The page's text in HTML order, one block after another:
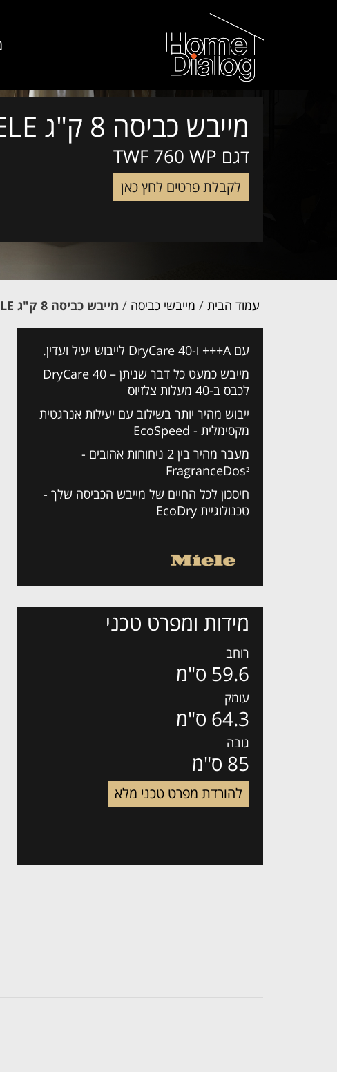
מייבש כביסה 8 ק"ג MIELE
דגם TWF 760 WP
לקבלת פרטים לחץ כאן
עמוד הבית / מייבשי כביסה / מייבש כביסה 8 ק"ג MIELE דגם TWF 760 WP
עם A+++ ו-DryCare 40 לייבוש יעיל ועדין.
DryCare 40 – מייבש כמעט כל דבר שניתן
לכבס ב-40 מעלות צלזיוס
ייבוש מהיר יותר בשילוב עם יעילות אנרגטית
מקסימלית - EcoSpeed
מעבר מהיר בין 2 ניחוחות אהובים -
FragranceDos²
חיסכון לכל החיים של מייבש הכביסה שלך -
טכנולוגיית EcoDry
מידות ומפרט טכני
רוחב
59.6 ס"מ
עומק
64.3 ס"מ
גובה
85 ס"מ
להורדת מפרט טכני מלא